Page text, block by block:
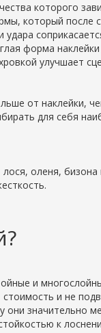
которого
который после
форма
улучшает
от наклейки,
для себя
оленя,
и
стоимость и не
они значительно
к